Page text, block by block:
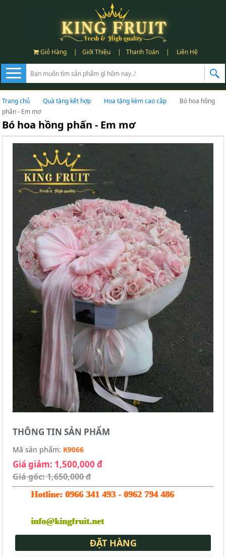
Giỏ Hàng | Giới Thiệu | Thanh Toán | Liên Hệ
Trang chủ Quà tặng kết hợp Hoa tặng kèm cao cấp
Bó hoa hồng
phấn - Em mơ
Bó hoa hồng phấn - Em mơ
THÔNG TIN SẢN PHẨM
Mã sản phẩm: K9066
Giá giảm: 1,500,000 đ
Giá gốc: 1,650,000 đ
Hotline: 0966 341 493 - 0962 794 486
info@kingfruit.net
ĐẶT HÀNG